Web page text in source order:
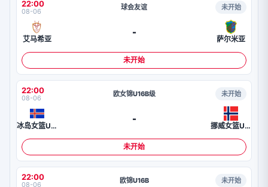
22:00
08-06 球会友谊 未开始
艾马希亚
-
萨尔米亚
未开始
22:00
08-06 欧女锦U16B级 未开始
冰岛女篮U16
-
挪威女篮U16
未开始
22:00
08-06 欧锦U16B 未开始